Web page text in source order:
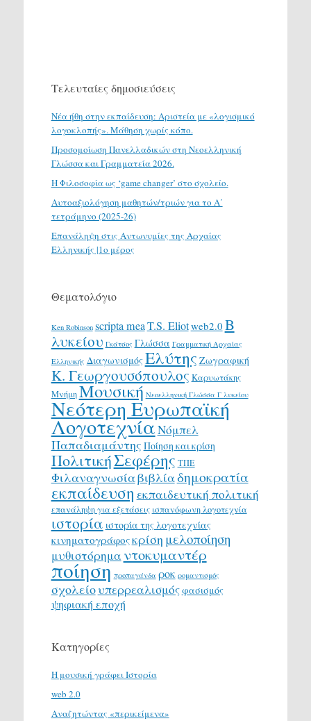
Τελευταίες δημοσιεύσεις
Νέα ήθη στην εκπαίδευση: Αριστεία με «λογισμικό
λογοκλοπής». Μάθηση χωρίς κόπο.
Προσομοίωση Πανελλαδικών στη Νεοελληνική
Γλώσσα και Γραμματεία 2026.
H Φιλοσοφία ως ‘game changer’ στο σχολείο.
Αυτοαξιολόγηση μαθητών/τριών για το Α΄
τετράμηνο (2025-26)
Επανάληψη στις Αντωνυμίες της Αρχαίας
Ελληνικής |1ο μέρος
Θεματολόγιο
Ken Robinson scripta meaT.S. Eliotweb2.0 Β
λυκείου Γκάτσος Γλώσσα Γραμματική Αρχαίας
Ελληνικής ΔιαγωνισμόςΕλύτης Ζωγραφική
Κ. Γεωργουσόπουλος Καρυωτάκης
ΜνήμηΜουσική Νεοελληνική Γλώσσα Γ λυκείου
Νεότερη Ευρωπαϊκή
ΛογοτεχνίαΝόμπελ
Παπαδιαμάντης Ποίηση και κρίση
ΠολιτικήΣεφέρης ΤΠΕ
Φιλαναγνωσίαβιβλίαδημοκρατία
εκπαίδευση εκπαιδευτική πολιτική
επανάληψη για εξετάσεις ισπανόφωνη λογοτεχνία
ιστορία ιστορία της λογοτεχνίας
κινηματογράφοςκρίση μελοποίηση
μυθιστόρημα ντοκυμαντέρ
ποίηση προπαγάνδα ροκ ρομαντισμός
σχολείουπερρεαλισμόςφασισμός
ψηφιακή εποχή
Κατηγορίες
H μουσική γράφει Ιστορία
web 2.0
Αναζητώντας «περικείμενα»